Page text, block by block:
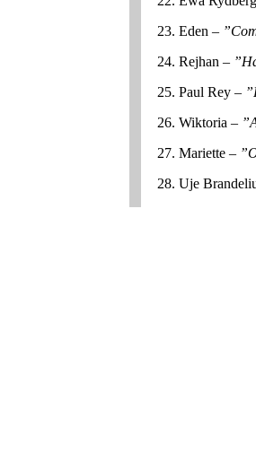
23. Eden –
24. Rejhan –
25. Paul Rey –
26. Wiktoria –
27. Mariette –
28. Uje